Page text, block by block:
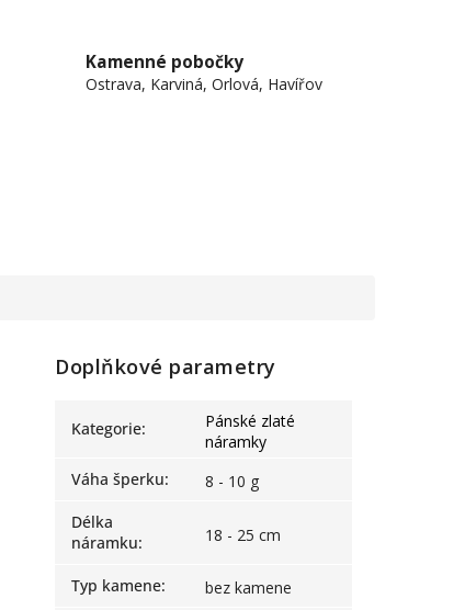
Kamenné pobočky
Ostrava, Karviná, Orlová, Havířov
Doplňkové parametry
Kategorie:
Pánské zlaté
náramky
Váha šperku:
8 - 10 g
Délka
náramku: 18 - 25 cm
Typ kamene:
bez kamene